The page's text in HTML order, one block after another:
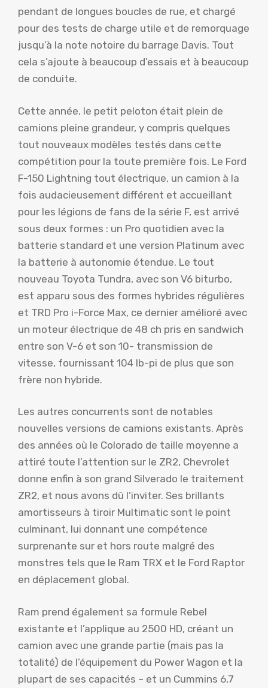
pendant de longues boucles de rue, et chargé
pour des tests de charge utile et de remorquage
jusqu’à la note notoire du barrage Davis. Tout
cela s’ajoute à beaucoup d’essais et à beaucoup
de conduite.
Cette année, le petit peloton était plein de
camions pleine grandeur, y compris quelques
tout nouveaux modèles testés dans cette
compétition pour la toute première fois. Le Ford
F-150 Lightning tout électrique, un camion à la
fois audacieusement différent et accueillant
pour les légions de fans de la série F, est arrivé
sous deux formes : un Pro quotidien avec la
batterie standard et une version Platinum avec
la batterie à autonomie étendue. Le tout
nouveau Toyota Tundra, avec son V6 biturbo,
est apparu sous des formes hybrides régulières
et TRD Pro i-Force Max, ce dernier amélioré avec
un moteur électrique de 48 ch pris en sandwich
entre son V-6 et son 10- transmission de
vitesse, fournissant 104 lb-pi de plus que son
frère non hybride.
Les autres concurrents sont de notables
nouvelles versions de camions existants. Après
des années où le Colorado de taille moyenne a
attiré toute l’attention sur le ZR2, Chevrolet
donne enfin à son grand Silverado le traitement
ZR2, et nous avons dû l’inviter. Ses brillants
amortisseurs à tiroir Multimatic sont le point
culminant, lui donnant une compétence
surprenante sur et hors route malgré des
monstres tels que le Ram TRX et le Ford Raptor
en déplacement global.
Ram prend également sa formule Rebel
existante et l’applique au 2500 HD, créant un
camion avec une grande partie (mais pas la
totalité) de l’équipement du Power Wagon et la
plupart de ses capacités – et un Cummins 6,7